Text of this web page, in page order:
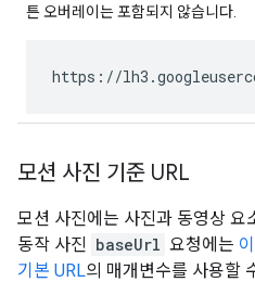
튼 오버레이는 포함되지 않습니다.
https://
모션 사진 기준 URL
모션 사진에는 사진과 동영상 요
동작 사진 baseUrl 요청에는
기본 URL의 매개변수를 사용할